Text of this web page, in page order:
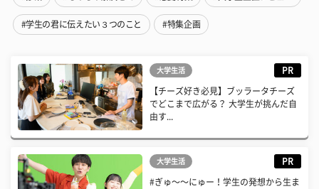
#学生の君に伝えたい３つのこと #特集企画
大学生活 PR
【チーズ好き必見】ブッラータチーズ
でどこまで広がる？ 大学生が挑んだ自
由す...
大学生活 PR
#ぎゅ〜〜にゅー！学生の発想から生ま